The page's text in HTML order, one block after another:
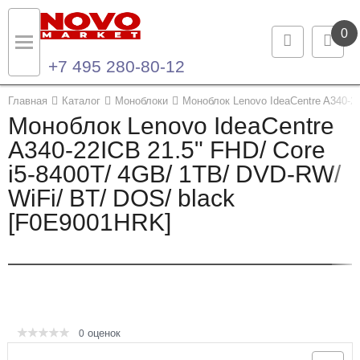
0
+7 495 280-80-12
Главная Каталог Моноблоки Моноблок Lenovo IdeaCentre A340-
Моноблок Lenovo IdeaCentre
A340-22ICB 21.5" FHD/ Core
i5-8400T/ 4GB/ 1TB/ DVD-RW/
WiFi/ BT/ DOS/ black
[F0E9001HRK]
0 оценок
Назад
Каталог продукции
Ноутбуки и ультрабуки
Компьютеры
Назад
Контакты
Контактная информация